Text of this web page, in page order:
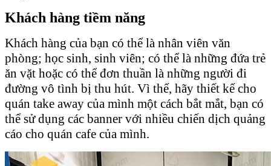
Khách hàng tiềm năng
Khách hàng của bạn có thể là nhân viên văn
phòng; học sinh, sinh viên; có thể là những đứa trẻ
ăn vặt hoặc có thể đơn thuần là những người đi
đường vô tình bị thu hút. Vì thế, hãy thiết kế cho
quán take away của mình một cách bắt mắt, bạn có
thể sử dụng các banner với nhiều chiến dịch quảng
cáo cho quán cafe của mình.